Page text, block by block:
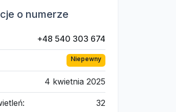
o numerze
+48 540 303 674
Niepewny
4 kwietnia 2025
32